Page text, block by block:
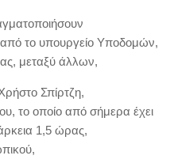
το υπουργείο Υποδομών,
μεταξύ άλλων,
Σπίρτζη,
το οποίο από σήμερα έχει
1,5 ώρας,